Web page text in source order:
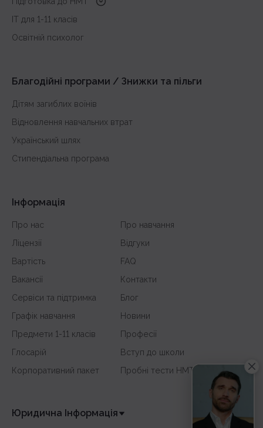
з української мови
з історії України
IT для 1-11 класів
Освітній психолог
Благодійні програми / Знижки та пільги
Дітям загиблих воїнів
Відновлення навчальних втрат
Український шлях
Стипендіальна програма
Інформація
Про нас
Про навчання
Ліцензії
Відгуки
Вартість
FAQ
Вакансії
Контакти
Сервіси та підтримка
Блог
Графік навчання
Новини
Предмети 1-11 класів
Професії
Глосарій
Вступ до школи
Корпоративний пакет
Пробні тести НМТ
Юридична Інформація